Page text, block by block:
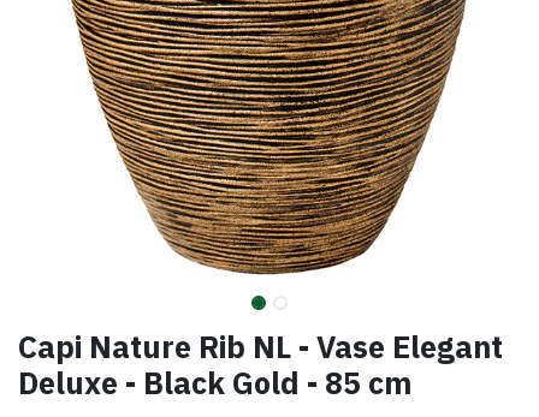
Capi Nature Rib NL - Vase Elegant
Deluxe - Black Gold - 85 cm